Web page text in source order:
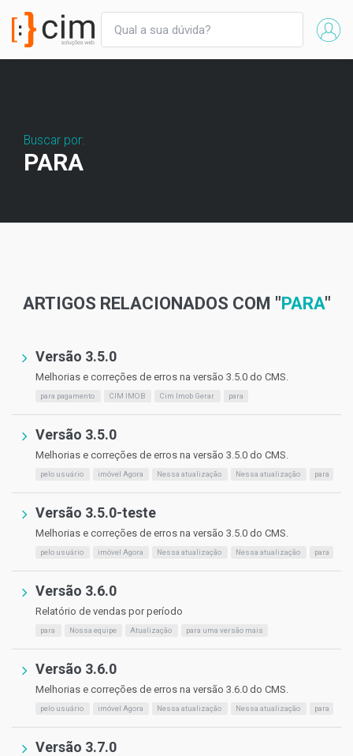
Buscar por:
PARA
ARTIGOS RELACIONADOS COM "PARA"
Versão 3.5.0
Melhorias e correções de erros na versão 3.5.0 do CMS.
para pagamento CIM IMOB Cim Imob Gerar para
Versão 3.5.0
Melhorias e correções de erros na versão 3.5.0 do CMS.
pelo usuário imóvel Agora Nessa atualização Nessa atualização para
Versão 3.5.0-teste
Melhorias e correções de erros na versão 3.5.0 do CMS.
pelo usuário imóvel Agora Nessa atualização Nessa atualização para
Versão 3.6.0
Relatório de vendas por período
para Nossa equipe Atualização para uma versão mais
Versão 3.6.0
Melhorias e correções de erros na versão 3.6.0 do CMS.
pelo usuário imóvel Agora Nessa atualização Nessa atualização para
Versão 3.7.0